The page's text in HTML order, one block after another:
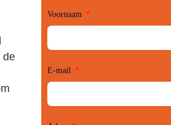
de
Voornaam
E-mail